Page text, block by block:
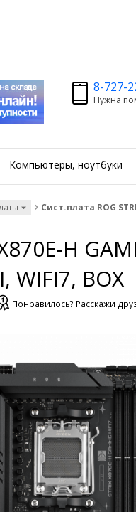
8-727-
Нужна
Компьютеры, ноутбуки
Сист.плата ROG
H
WIFI7, BOX
Понравилось? Расскажи